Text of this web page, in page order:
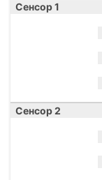
Сенсор 1
Сенсор 2